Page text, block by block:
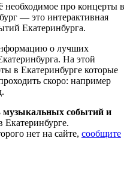
необходимое про концерты в
— это интерактивная
Екатеринбурга.
о лучших
На этой
в Екатеринбурге которые
скоро: например
музыкальных событий и
Екатеринбурге.
нет на сайте, сообщите